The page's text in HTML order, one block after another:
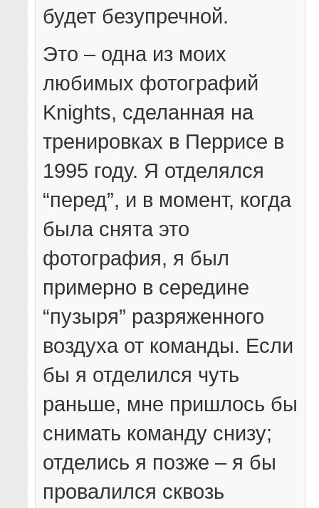
будет безупречной.
Это – одна из моих
любимых фотографий
Knights, сделанная на
тренировках в Перрисе в
1995 году. Я отделялся
“перед”, и в момент, когда
была снята это
фотография, я был
примерно в середине
“пузыря” разряженного
воздуха от команды. Если
бы я отделился чуть
раньше, мне пришлось бы
снимать команду снизу;
отделись я позже – я бы
провалился сквозь